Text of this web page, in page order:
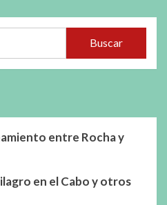
Buscar
entre Rocha y
en el Cabo y otros